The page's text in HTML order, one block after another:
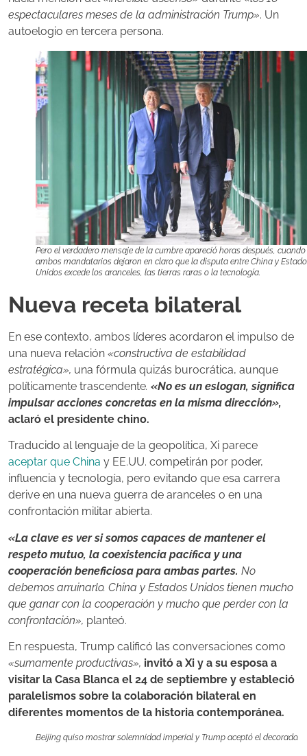
espectaculares meses de la administración Trump». Un
autoelogio en tercera persona.
Pero el verdadero mensaje de la cumbre apareció horas después, cuando
ambos mandatarios dejaron en claro que la disputa entre China y
Unidos excede los aranceles, las tierras raras o la tecnología.
Nueva receta bilateral
En ese contexto, ambos líderes acordaron el impulso de
una nueva relación «constructiva de estabilidad
estratégica», una fórmula quizás burocrática, aunque
políticamente trascendente. «No es un eslogan, significa
impulsar acciones concretas en la misma dirección»,
aclaró el presidente chino.
Traducido al lenguaje de la geopolítica, Xi parece
aceptar que China y EE.UU. competirán por poder,
influencia y tecnología, pero evitando que esa carrera
derive en una nueva guerra de aranceles o en una
confrontación militar abierta.
«La clave es ver si somos capaces de mantener el
respeto mutuo, la coexistencia pacífica y una
cooperación beneficiosa para ambas partes. No
debemos arruinarlo. China y Estados Unidos tienen mucho
que ganar con la cooperación y mucho que perder con la
confrontación», planteó.
En respuesta, Trump calificó las conversaciones como
«sumamente productivas», invitó a Xi y a su esposa a
visitar la Casa Blanca el 24 de septiembre y estableció
paralelismos sobre la colaboración bilateral en
diferentes momentos de la historia contemporánea.
Beijing quiso mostrar solemnidad imperial y Trump aceptó el decorado.